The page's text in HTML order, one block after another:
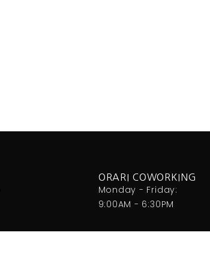
ORARI COWORKING
Monday - Friday:
9:00AM - 6:30PM